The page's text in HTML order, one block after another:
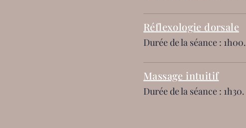
Réflexologie dorsale
Durée de la séance : 1h00.
Massage intuitif
Durée de la séance : 1h30.